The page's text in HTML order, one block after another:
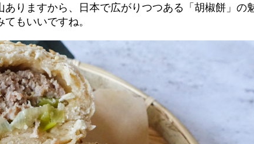
りますから、日本で広がりつつある「胡椒餅」の
もいいですね。